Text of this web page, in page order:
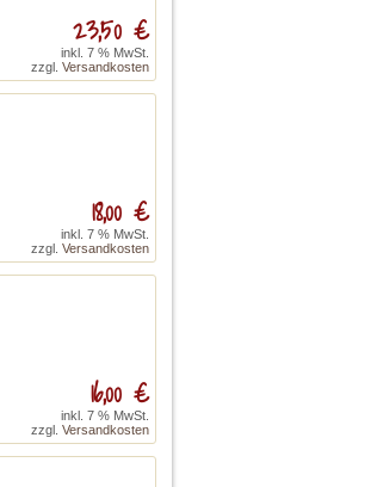
23,50 €
inkl. 7 % MwSt.
zzgl. Versandkosten
18,00 €
inkl. 7 % MwSt.
zzgl. Versandkosten
16,00 €
inkl. 7 % MwSt.
zzgl. Versandkosten